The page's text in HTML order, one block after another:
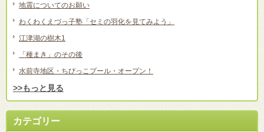
地震についてのお願い
わくわくえづっ子塾「セミの羽化を見てみよう」
江津湖の樹木1
「種まき」のその後
水前寺地区・ちびっこプール・オープン！
>>もっと見る
カテゴリー